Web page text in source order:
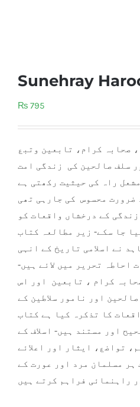
Sunehray
₨ 795
صحابہ کرام، تابعین وتبع
سلف صالحین کی زندگی امت
راہ کی حیثیت رکھتی ہے
ضرورت محسوس کی جارہی تھی
کے درخشاں واقعات کو
جا سکے- زیر مطالعہ کتاب
نے اسلامی تاریخ کے انہی
احاطہ تحریر میں لائے ہیں-
کرام ، تابعین اور اس
اور نامور سلاطین کے
کا تذکرہ کیا ہے کتاب
اور مستند ہیں- اسلاف کے
تواضع، ایثار اور اعلائے
ہر مسلمان مرد اور عورت کے
راہنمائی فراہم کرتے ہیں